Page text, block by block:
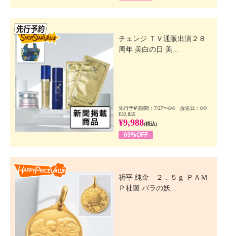
チェンジ ＴＶ通販出演２８
周年 美白の日 美...
先行予約期間：7/27〜8/8 放送日：8/9
¥32,835
¥9,988(税込)
69%OFF
祈平 純金 ２．５ｇ ＰＡＭ
Ｐ社製 バラの妖...